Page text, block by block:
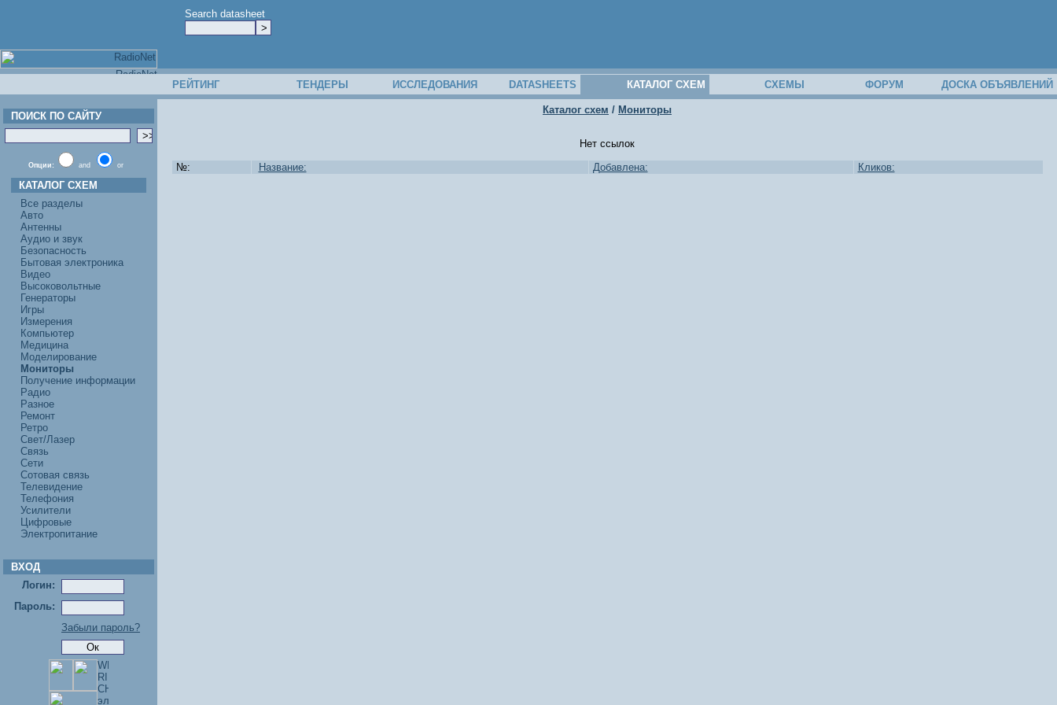
Search datasheet
РЕЙТИНГ ТЕНДЕРЫ ИССЛЕДОВАНИЯ DATASHEETS КАТАЛОГ СХЕМ СХЕМЫ ФОРУМ ДОСКА ОБЪЯВЛЕНИЙ
ПОИСК ПО САЙТУ
Опции: and or
КАТАЛОГ СХЕМ
Все разделы
Авто
Антенны
Аудио и звук
Безопасность
Бытовая электроника
Видео
Высоковольтные
Генераторы
Игры
Измерения
Компьютер
Медицина
Моделирование
Мониторы
Получение информации
Радио
Разное
Ремонт
Ретро
Свет/Лазер
Связь
Сети
Сотовая связь
Телевидение
Телефония
Усилители
Цифровые
Электропитание
ВХОД
Логин:
Пароль:
Забыли пароль?
Каталог схем / Мониторы
Нет ссылок
№:
Название: Добавлена: Кликов: